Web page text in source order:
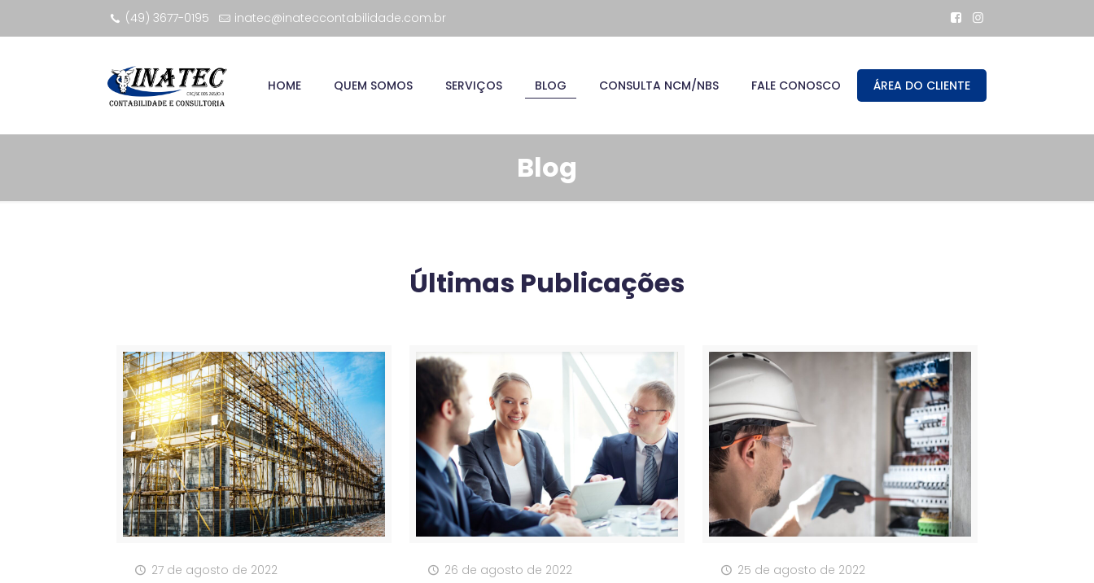
(49) 3677-0195 inatec@inateccontabilidade.com.br
HOME QUEM SOMOS SERVIÇOS BLOG CONSULTA NCM/NBS FALE CONOSCO ÁREA DO CLIENTE
Blog
Últimas Publicações
27 de agosto de 2022 26 de agosto de 2022 25 de agosto de 2022